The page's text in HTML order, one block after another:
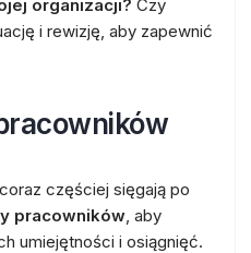
organizacji? Czy
i rewizję, aby zapewnić
częściej sięgają po
pracowników, aby
umiejętności i osiągnięć.